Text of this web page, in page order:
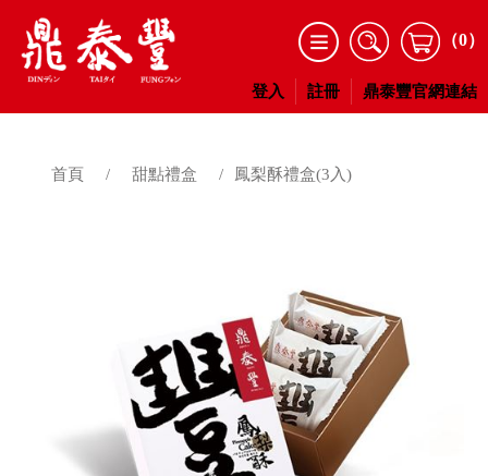
（0）
登入 註冊 鼎泰豐官網連結
首頁 / 甜點禮盒 / 鳳梨酥禮盒(3入)